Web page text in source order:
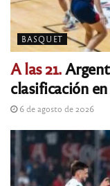
BASQUET
A las 21.
clasificación
6 de agosto de 2026